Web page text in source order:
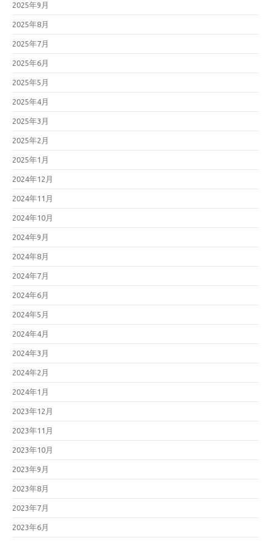
2025年9月
2025年8月
2025年7月
2025年6月
2025年5月
2025年4月
2025年3月
2025年2月
2025年1月
2024年12月
2024年11月
2024年10月
2024年9月
2024年8月
2024年7月
2024年6月
2024年5月
2024年4月
2024年3月
2024年2月
2024年1月
2023年12月
2023年11月
2023年10月
2023年9月
2023年8月
2023年7月
2023年6月